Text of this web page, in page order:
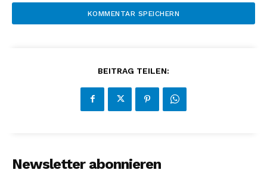
BEITRAG TEILEN:
Newsletter abonnieren